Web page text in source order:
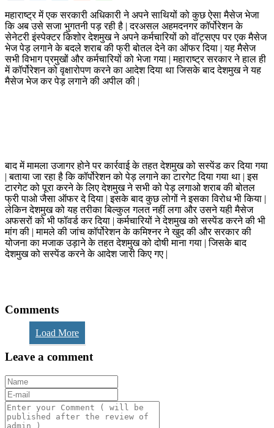
महाराष्ट्र में एक सरकारी अधिकारी ने अपने साथियों को कुछ ऐसा मैसेज भेजा
कि अब उसे सजा भुगतनी पड़ रही है | दरअसल अहमदनगर कॉर्पोरेशन के
सेनेटरी इंस्पेक्टर किशोर देशमुख ने अपने कर्मचारियों को वॉट्सएप पर एक मैसेज
भेज पेड़ लगाने के बदले शराब की फ्री बोतल देने का ऑफर दिया | यह मैसेज
सभी विभाग प्रमुखों और कर्मचारियों को भेजा गया | महाराष्ट्र सरकार ने हाल ही
में कॉर्पोरेशन को वृक्षारोपण करने का आदेश दिया था जिसके बाद देशमुख ने यह
मैसेज भेज कर पेड़ लगाने की अपील की |
बाद में मामला उजागर होने पर कार्रवाई के तहत देशमुख को सस्पेंड कर दिया गया
| बताया जा रहा है कि कॉर्पोरेशन को पेड़ लगाने का टारगेट दिया गया था | इस
टारगेट को पूरा करने के लिए देशमुख ने सभी को पेड़ लगाओ शराब की बोतल
फ्री पाओ जैसा ऑफर दे दिया | इसके बाद कुछ लोगों ने इसका विरोध भी किया |
लेकिन देशमुख को यह तरीका बिल्कुल गलत नहीं लगा और उसने यही मैसेज
अफसरों को भी फॉवर्ड कर दिया | कर्मचारियों ने देशमुख को सस्पेंड करने की भी
मांग की | मामले की जांच कॉर्पोरेशन के कमिश्नर ने खुद की और सरकार की
योजना का मजाक उड़ाने के तहत देशमुख को दोषी माना गया | जिसके बाद
देशमुख को सस्पेंड करने के आदेश जारी किए गए |
Comments
Load More
Leave a comment